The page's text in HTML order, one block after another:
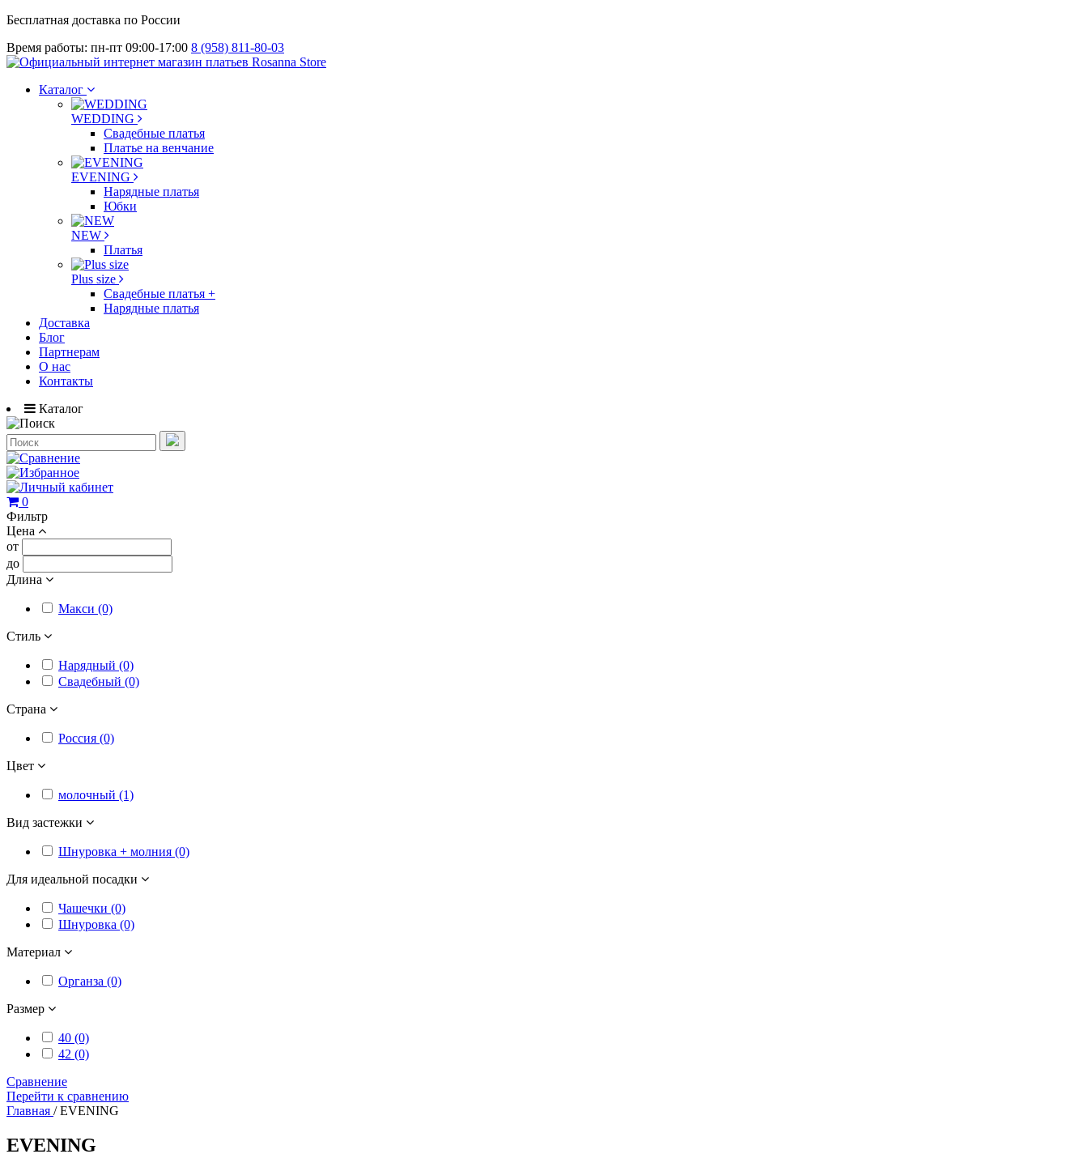
Бесплатная доставка по России
Время работы: пн-пт 09:00-17:00 8 (958) 811-80-03
Каталог
WEDDING
Свадебные платья
Платье на венчание
EVENING
Нарядные платья
Юбки
NEW
Платья
Plus size
Свадебные платья +
Нарядные платья
Доставка
Блог
Партнерам
О нас
Контакты
Каталог
0
Фильтр
Цена
от
до
Длина
Макси (0)
Стиль
Нарядный (0)
Свадебный (0)
Страна
Россия (0)
Цвет
молочный (1)
Вид застежки
Шнуровка + молния (0)
Для идеальной посадки
Чашечки (0)
Шнуровка (0)
Материал
Органза (0)
Размер
40 (0)
42 (0)
Сравнение
Перейти к сравнению
Главная /EVENING
EVENING